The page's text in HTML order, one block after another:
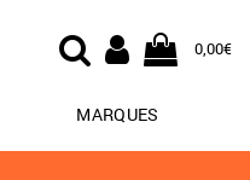
0,00€
MARQUES